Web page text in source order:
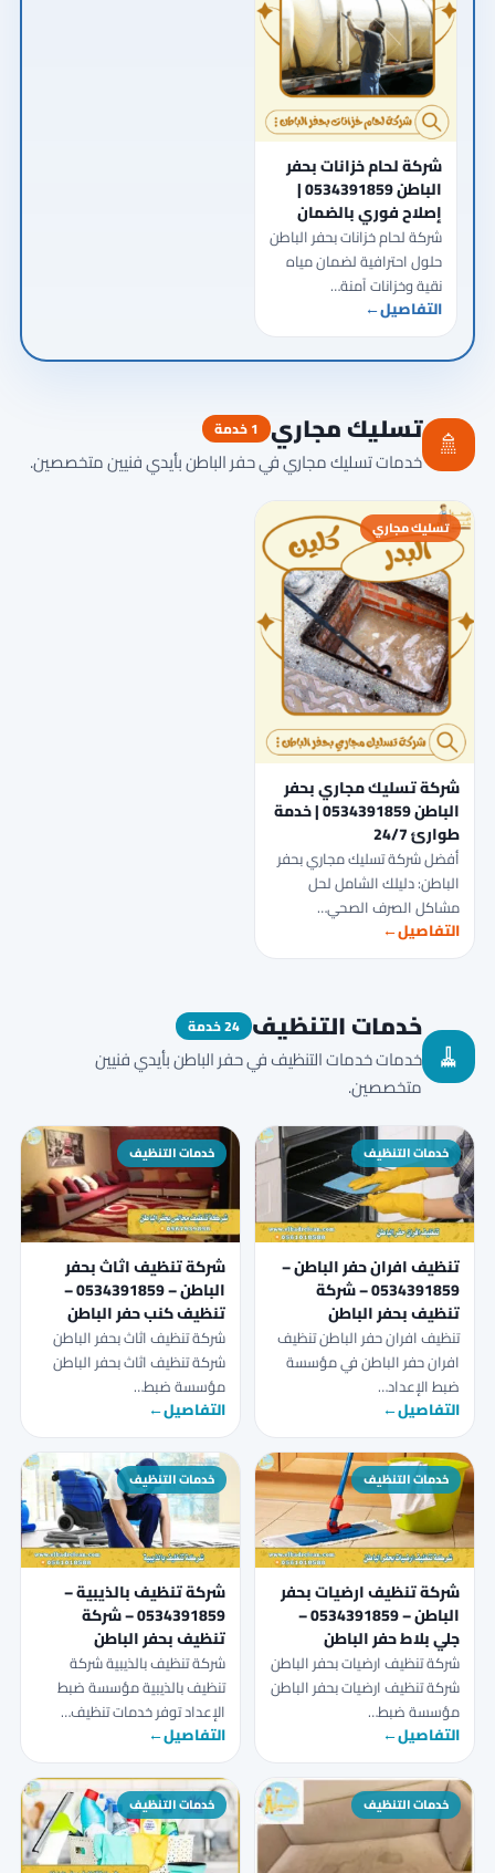
شركة لحام خزانات بحفر
الباطن 0534391859 |
إصلاح فوري بالضمان
شركة لحام خزانات بحفر الباطن
حلول احترافية لضمان مياه
نقية وخزانات آمنة…
التفاصيل←
🚿 تسليك مجاري 1 خدمة
خدمات تسليك مجاري في حفر الباطن بأيدي فنيين متخصصين.
تسليك مجاري
شركة تسليك مجاري بحفر
الباطن 0534391859 | خدمة
طوارئ 24/7
أفضل شركة تسليك مجاري بحفر
الباطن: دليلك الشامل لحل
مشاكل الصرف الصحي…
التفاصيل←
🧹
خدمات التنظيف 24 خدمة
خدمات خدمات التنظيف في حفر الباطن بأيدي فنيين
متخصصين.
خدمات التنظيف
تنظيف افران حفر الباطن –
0534391859 – شركة
تنظيف بحفر الباطن
تنظيف افران حفر الباطن تنظيف
افران حفر الباطن في مؤسسة
ضبط الإعداد…
التفاصيل←
خدمات التنظيف
شركة تنظيف اثاث بحفر
الباطن – 0534391859 –
تنظيف كنب حفر الباطن
شركة تنظيف اثاث بحفر الباطن
شركة تنظيف اثاث بحفر الباطن
مؤسسة ضبط…
التفاصيل←
خدمات التنظيف
شركة تنظيف ارضيات بحفر
الباطن – 0534391859 –
جلي بلاط حفر الباطن
شركة تنظيف ارضيات بحفر الباطن
شركة تنظيف ارضيات بحفر الباطن
مؤسسة ضبط…
التفاصيل←
خدمات التنظيف
شركة تنظيف بالذيبية –
0534391859 – شركة
تنظيف بحفر الباطن
شركة تنظيف بالذيبية شركة
تنظيف بالذيبية مؤسسة ضبط
الإعداد توفر خدمات تنظيف…
التفاصيل←
خدمات التنظيف خدمات التنظيف